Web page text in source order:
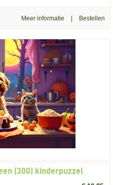
Meer informatie
(300) kinderpuzzel